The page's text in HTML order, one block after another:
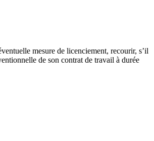
mesure de licenciement, recourir, s’il
de son contrat de travail à durée